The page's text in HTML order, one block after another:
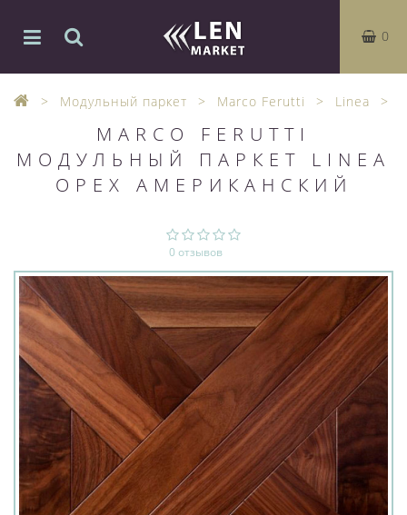
0
Модульный паркет Marco Ferutti Linea
MARCO FERUTTI
МОДУЛЬНЫЙ ПАРКЕТ LINEA
ОРЕХ АМЕРИКАНСКИЙ
0 отзывов